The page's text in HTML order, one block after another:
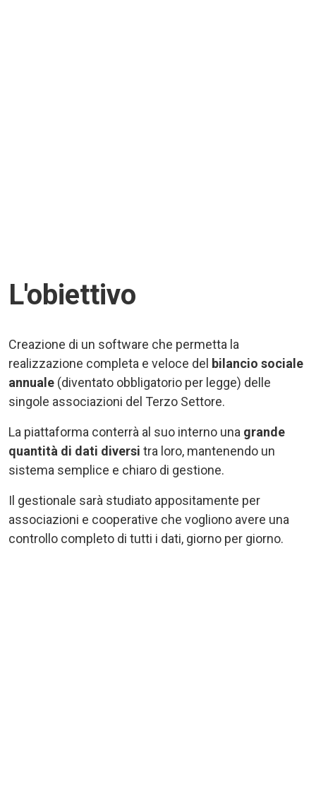
L'obiettivo
Creazione di un software che permetta la
realizzazione completa e veloce del bilancio sociale
annuale (diventato obbligatorio per legge) delle
singole associazioni del Terzo Settore.
La piattaforma conterrà al suo interno una grande
quantità di dati diversi tra loro, mantenendo un
sistema semplice e chiaro di gestione.
Il gestionale sarà studiato appositamente per
associazioni e cooperative che vogliono avere una
controllo completo di tutti i dati, giorno per giorno.